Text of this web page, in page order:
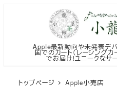
Apple最新動向や未発表デバ
国でのカート（レーシング
でお届け!ユニークなサ
トップページ Apple小売店